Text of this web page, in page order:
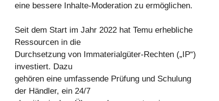
eine bessere Inhalte-Moderation zu ermöglichen.
Seit dem Start im Jahr 2022 hat Temu erhebliche
Ressourcen in die
Durchsetzung von Immaterialgüter-Rechten („IP“)
investiert. Dazu
gehören eine umfassende Prüfung und Schulung
der Händler, ein 24/7